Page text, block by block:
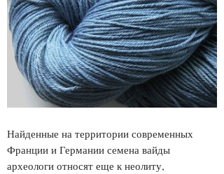
Найденные на территории современных
Франции и Германии семена вайды
археологи относят еще к неолиту,